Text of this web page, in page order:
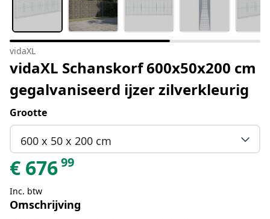
vidaXL
vidaXL Schanskorf 600x50x200 cm
gegalvaniseerd ijzer zilverkleurig
Grootte
600 x 50 x 200 cm
€ 67699
Inc. btw
Omschrijving